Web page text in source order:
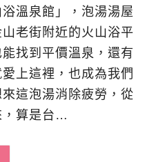
溫泉館」，泡湯湯屋
老街附近的火山浴平
找到平價溫泉，還有
上這裡，也成為我們
這泡湯消除疲勞，從
，算是台…